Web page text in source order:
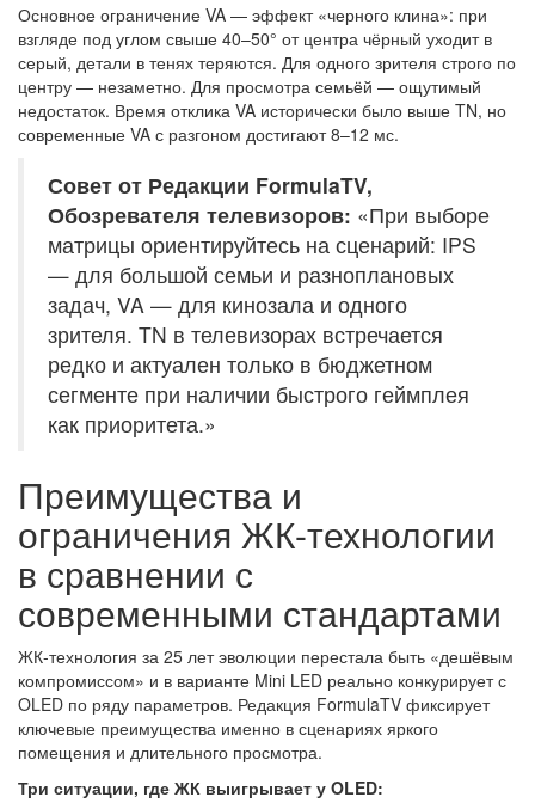
Основное ограничение VA — эффект «черного клина»: при
взгляде под углом свыше 40–50° от центра чёрный уходит в
серый, детали в тенях теряются. Для одного зрителя строго по
центру — незаметно. Для просмотра семьёй — ощутимый
недостаток. Время отклика VA исторически было выше TN, но
современные VA с разгоном достигают 8–12 мс.
Совет от Редакции FormulaTV,
Обозревателя телевизоров: «При выборе
матрицы ориентируйтесь на сценарий: IPS
— для большой семьи и разноплановых
задач, VA — для кинозала и одного
зрителя. TN в телевизорах встречается
редко и актуален только в бюджетном
сегменте при наличии быстрого геймплея
как приоритета.»
Преимущества и
ограничения ЖК-технологии
в сравнении с
современными стандартами
ЖК-технология за 25 лет эволюции перестала быть «дешёвым
компромиссом» и в варианте Mini LED реально конкурирует с
OLED по ряду параметров. Редакция FormulaTV фиксирует
ключевые преимущества именно в сценариях яркого
помещения и длительного просмотра.
Три ситуации, где ЖК выигрывает у OLED: